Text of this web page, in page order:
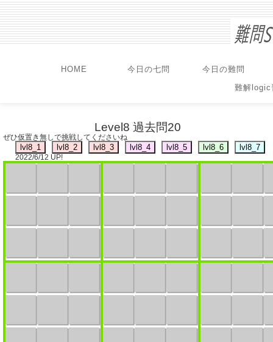
HOME 今日の七問
今日の難問
難解logic
Level8 過去問20
ぜひ仮置き無しで挑戦してくださいね
2022/6/12 UP!